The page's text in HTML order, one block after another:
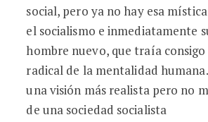
social, pero ya no hay esa
el socialismo e inmediatamente
hombre nuevo, que traía consigo
radical de la mentalidad
una visión más realista pero no
de una sociedad socialista